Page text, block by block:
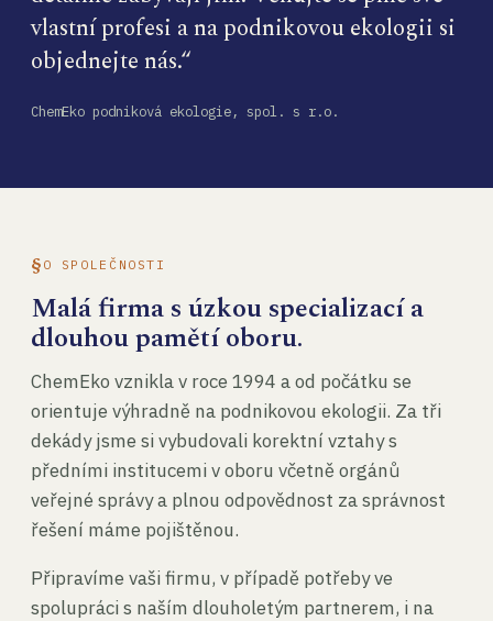
vlastní profesi a na podnikovou ekologii si
objednejte nás.“
ChemEko podniková ekologie, spol. s r.o.
O SPOLEČNOSTI
Malá firma s úzkou specializací a
dlouhou pamětí oboru.
ChemEko vznikla v roce 1994 a od počátku se
orientuje výhradně na podnikovou ekologii. Za tři
dekády jsme si vybudovali korektní vztahy s
předními institucemi v oboru včetně orgánů
veřejné správy a plnou odpovědnost za správnost
řešení máme pojištěnou.
Připravíme vaši firmu, v případě potřeby ve
spolupráci s naším dlouholetým partnerem, i na